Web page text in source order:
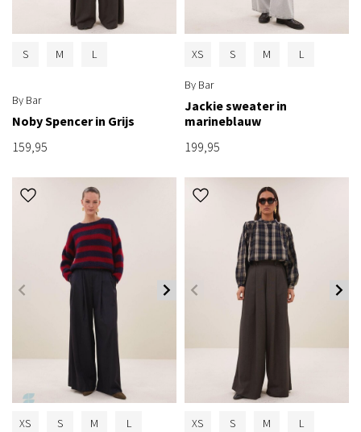
S M L
By Bar
Noby Spencer in Grijs
159,95
XS S M L
By Bar
Jackie sweater in
marineblauw
199,95
XS S M L XS S M L